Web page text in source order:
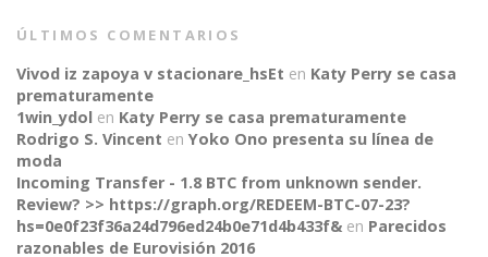
ÚLTIMOS COMENTARIOS
Vivod iz zapoya v stacionare_hsEt en Katy Perry se casa
prematuramente
1win_ydol en Katy Perry se casa prematuramente
Rodrigo S. Vincent en Yoko Ono presenta su línea de
moda
Incoming Transfer - 1.8 BTC from unknown sender.
Review? >> https://graph.org/REDEEM-BTC-07-23?
hs=0e0f23f36a24d796ed24b0e71d4b433f& en Parecidos
razonables de Eurovisión 2016